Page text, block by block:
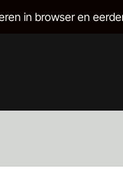
in browser en
voor Windows 10